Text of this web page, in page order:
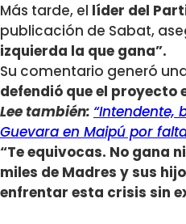
Más tarde, el líder del
publicación de Sabat,
izquierda la que gana”.
Su comentario generó
defendió que el proyecto
Lee también: “Intendente,
Guevara en Maipú por
“Te equivocas. No gana
miles de Madres y sus
enfrentar esta crisis sin